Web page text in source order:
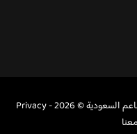
© 2026 -
Privacy